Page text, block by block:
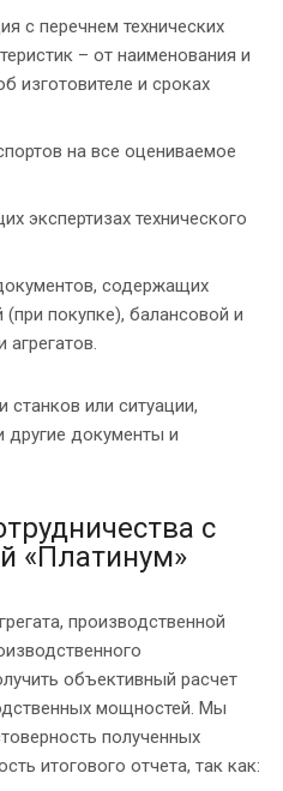
с перечнем технических
– от наименования и
изготовителе и сроках
на все оцениваемое
экспертизах технического
содержащих
покупке), балансовой и
агрегатов.
или ситуации,
документы и
с
«Платинум»
производственной
объективный расчет
мощностей. Мы
полученных
итогового отчета, так как: